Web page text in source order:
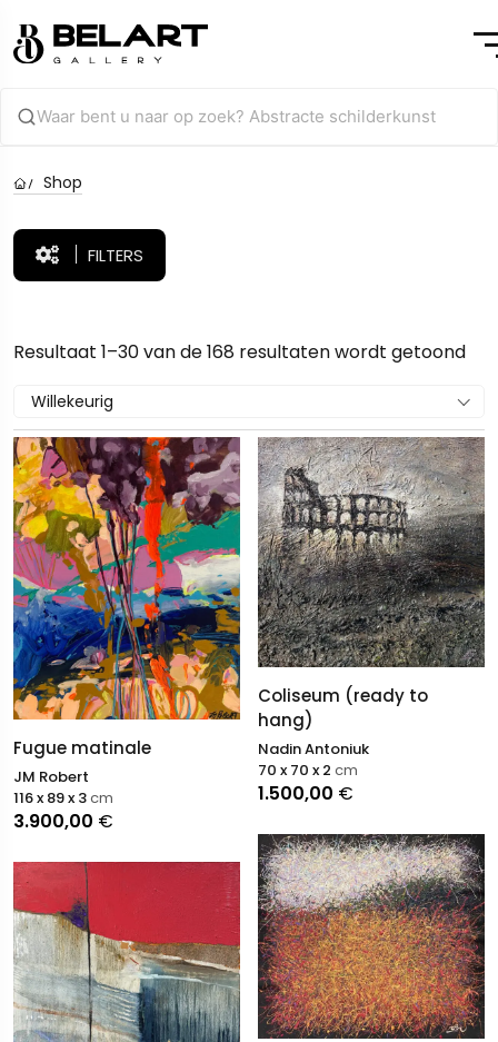
Shop
FILTERS
Resultaat 1–30 van de 168 resultaten wordt getoond
Willekeurig
Fugue matinale
JM Robert
3.900,00 €
116 x 89 x 3cm
Coliseum (ready to
hang)
Nadin Antoniuk
1.500,00 €
70 x 70 x 2 cm